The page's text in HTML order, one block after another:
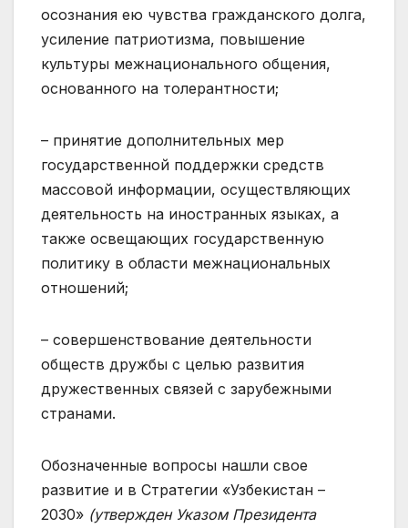
осознания ею чувства гражданского долга,
усиление патриотизма, повышение
культуры межнационального общения,
основанного на толерантности;
– принятие дополнительных мер
государственной поддержки средств
массовой информации, осуществляющих
деятельность на иностранных языках, а
также освещающих государственную
политику в области межнациональных
отношений;
– совершенствование деятельности
обществ дружбы с целью развития
дружественных связей с зарубежными
странами.
Обозначенные вопросы нашли свое
развитие и в Стратегии «Узбекистан –
2030» (утвержден Указом Президента